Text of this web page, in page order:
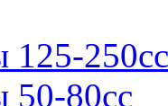
125-250сс
50-80сс